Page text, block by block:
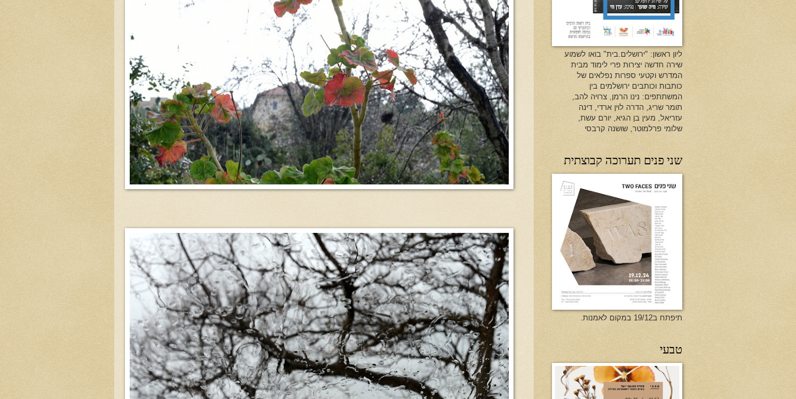
ליון ראשון: "ירושלים.בית" בואו לשמוע
שירה חדשה יצירות פרי לימוד מבית
המדרש וקטעי ספרות נפלאים של
כותבות וכותבים ירושלמים בין
המשתתפים: נינו הרמן, צרויה להב,
תומר שריג, הדרה לוין ארדי, דינה
עזריאל, מעין בן הגיא, יורם עשת,
שלומי פרלמוטר, שושנה קרבסי
שני פנים תערוכה קבוצתית
תיפתח ב19/12 במקום לאמנות.
טבעי